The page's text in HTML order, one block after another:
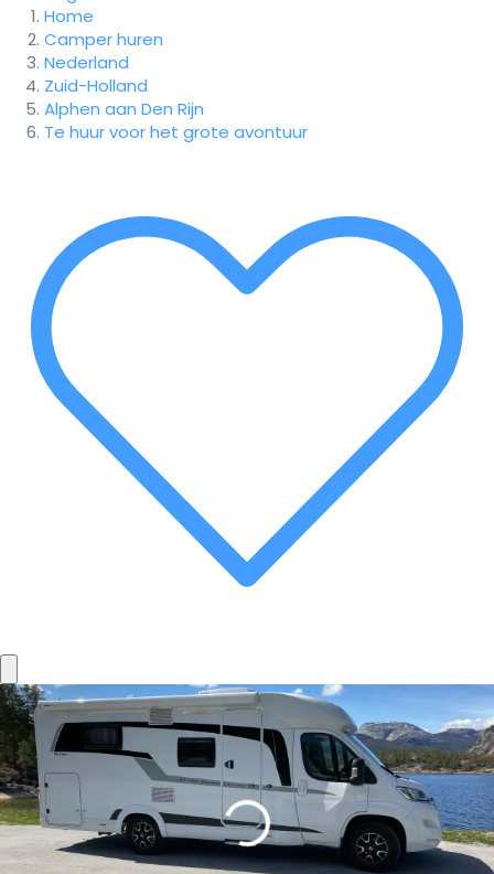
Home
Camper huren
Nederland
Zuid-Holland
Alphen aan Den Rijn
Te huur voor het grote avontuur